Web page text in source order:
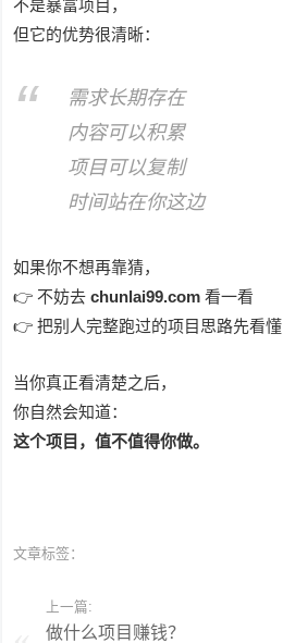
不是暴富项目，
但它的优势很清晰：
需求长期存在
内容可以积累
项目可以复制
时间站在你这边
如果你不想再靠猜，
👉 不妨去chunlai99.com 看一看
👉 把别人完整跑过的项目思路先看懂
当你真正看清楚之后，
你自然会知道：
这个项目，值不值得你做。
文章标签：
上一篇:
做什么项目赚钱？